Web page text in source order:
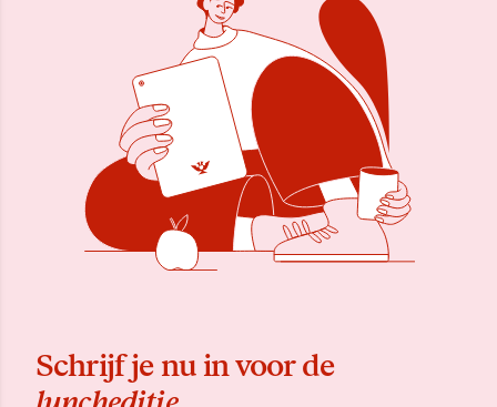
Schrijf je nu in voor de